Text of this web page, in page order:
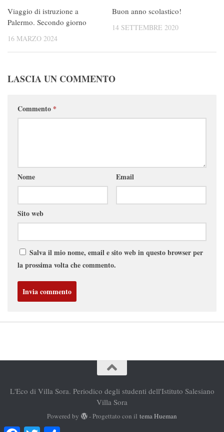
Viaggio di istruzione a
Palermo. Secondo giorno
16 MARZO 2024
Buon anno scolastico!
14 SETTEMBRE 2020
LASCIA UN COMMENTO
Commento *
Nome Email
Sito web
Salva il mio nome, email e sito web in questo browser per
la prossima volta che commento.
L'Eco di Villa Sora. Periodico degli studenti dell'Istituto Salesiano
Villa Sora
Powered by - Progettato con iltema Hueman